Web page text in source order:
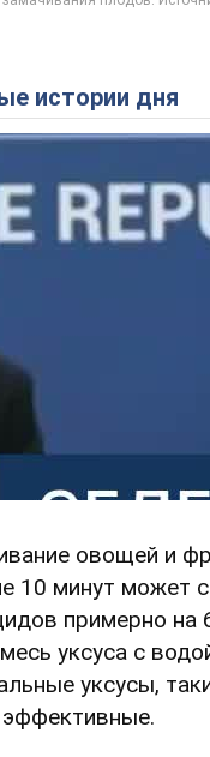
истории дня
овощей и
10 минут может
примерно на
уксуса с
уксусы,